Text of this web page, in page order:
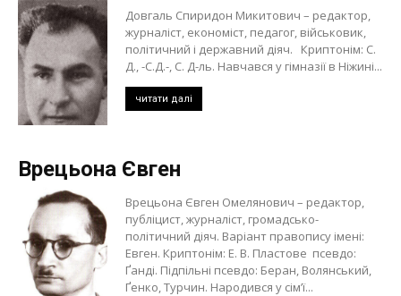
Довгаль Спиридон Микитович – редактор,
журналіст, економіст, педагог, військовик,
політичний і державний діяч. Криптонім: С.
Д., -С.Д.-, С. Д-ль. Навчався у гімназії в Ніжині...
читати далі
Врецьона Євген
Врецьона Євген Омелянович – редактор,
публіцист, журналіст, громадсько-
політичний діяч. Варіант правопису імені:
Евген. Криптонім: Е. В. Пластове псевдо:
Ґанді. Підпільні псевдо: Беран, Волянський,
Ґенко, Турчин. Народився у сім’ї...